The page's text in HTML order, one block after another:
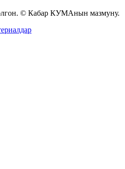
© Кабар КУМАнын мазмуну.